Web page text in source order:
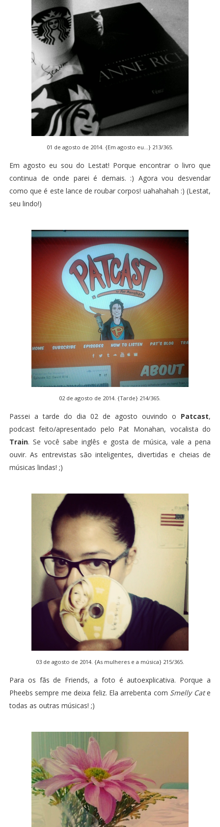
01 de agosto de 2014. {Em agosto eu...} 213/365.
Em agosto eu sou do Lestat! Porque encontrar o livro que
continua de onde parei é demais. :) Agora vou desvendar
como que é este lance de roubar corpos! uahahahah :) (Lestat,
seu lindo!)
02 de agosto de 2014. {Tarde} 214/365.
Passei a tarde do dia 02 de agosto ouvindo o Patcast,
podcast feito/apresentado pelo Pat Monahan, vocalista do
Train. Se você sabe inglês e gosta de música, vale a pena
ouvir. As entrevistas são inteligentes, divertidas e cheias de
músicas lindas! ;)
03 de agosto de 2014. {As mulheres e a música} 215/365.
Para os fãs de Friends, a foto é autoexplicativa. Porque a
Pheebs sempre me deixa feliz. Ela arrebenta com Smelly Cate
todas as outras músicas! ;)